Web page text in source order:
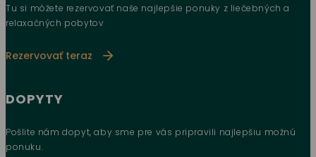
Tu si môžete rezervovať naše najlepšie ponuky z liečebných a
relaxačných pobytov
Rezervovať teraz
DOPYTY
Pošlite nám dopyt, aby sme pre vás pripravili najlepšiu možnú
ponuku.